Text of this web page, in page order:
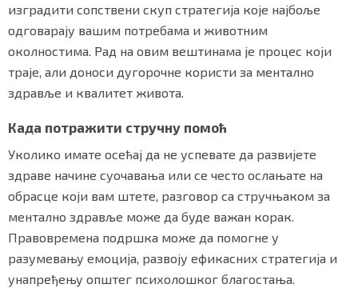
изградити сопствени скуп стратегија које најбоље
одговарају вашим потребама и животним
околностима. Рад на овим вештинама је процес који
траје, али доноси дугорочне користи за ментално
здравље и квалитет живота.
Када потражити стручну помоћ
Уколико имате осећај да не успевате да развијете
здраве начине суочавања или се често ослањате на
обрасце који вам штете, разговор са стручњаком за
ментално здравље може да буде важан корак.
Правовремена подршка може да помогне у
разумевању емоција, развоју ефикасних стратегија и
унапређењу општег психолошког благостања.